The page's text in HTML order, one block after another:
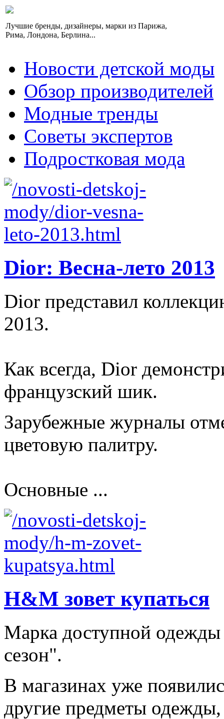
Лучшие бренды, дизайнеры, марки из Парижа,
Рима, Лондона, Берлина...
Новости детской моды
Обзор производителей
Модные тренды
Советы экспертов
Подростковая мода
Dior: Весна-лето 2013
Dior представил
2013.
Как всегда, Dior
французский шик.
Зарубежные журналы
цветовую палитру.
Основные ...
H&M зовет купаться
Марка доступной
сезон".
В магазинах уже
другие предметы